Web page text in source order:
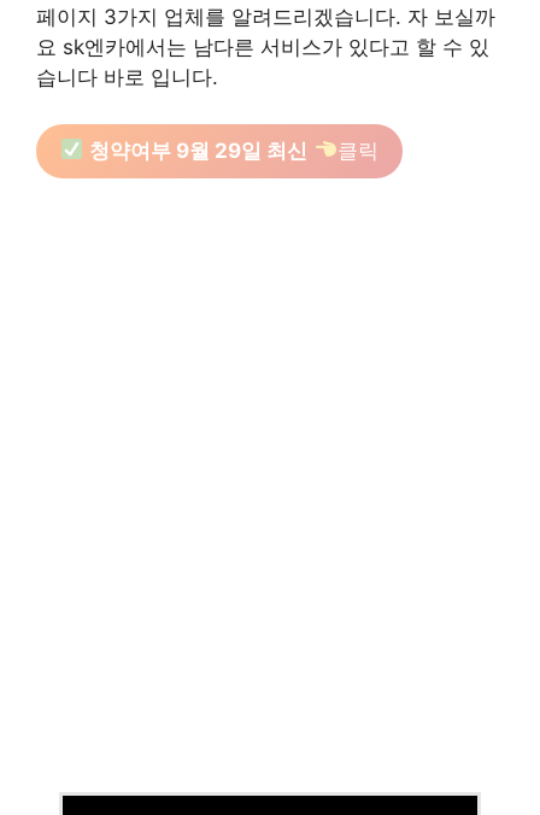
페이지 3가지 업체를 알려드리겠습니다. 자 보실까
요 sk엔카에서는 남다른 서비스가 있다고 할 수 있
습니다 바로 입니다.
청약여부 9월 29일 최신 클릭